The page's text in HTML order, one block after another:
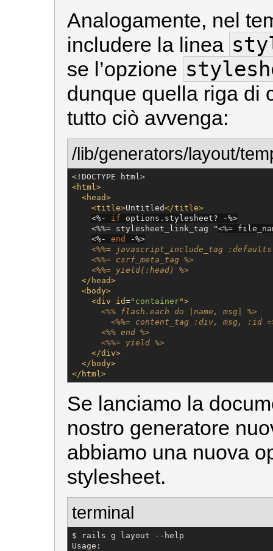
Analogamente, nel
includere la linea
se l’opzione
dunque quella riga di
tutto ciò avvenga:
/lib/generators/layout/
<!DOCTYPE html>
<html>
<head>
<title>Untitled</title>
<%-
if options.stylesheet?
-%>
<%%= stylesheet_link_tag "<%=
<%-
end
-%>
<%%= javascript_include_tag :defaults
<%%= csrf_meta_tag %>
<%%= yield(:head) %>
</head>
<body>
<div
id=" container">
<%% flash.each do |name, msg| %>
<%%= content_tag :div, msg, :id
<%% end %>
<%%= yield %>
</div>
</body>
</html>
Se lanciamo la
nostro generatore
abbiamo una nuova
stylesheet.
terminal
$ rails g layout --help
Usage: